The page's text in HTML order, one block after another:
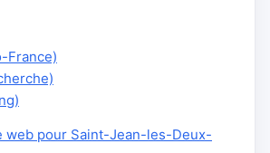
France)
web pour Saint-Jean-les-Deux-